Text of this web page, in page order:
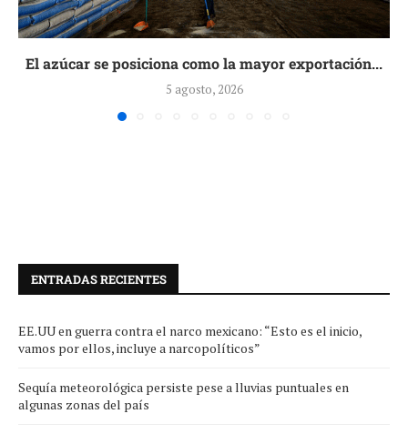
El azúcar se posiciona como la mayor exportación...
5 agosto, 2026
ENTRADAS RECIENTES
EE.UU en guerra contra el narco mexicano: “Esto es el inicio,
vamos por ellos, incluye a narcopolíticos”
Sequía meteorológica persiste pese a lluvias puntuales en
algunas zonas del país